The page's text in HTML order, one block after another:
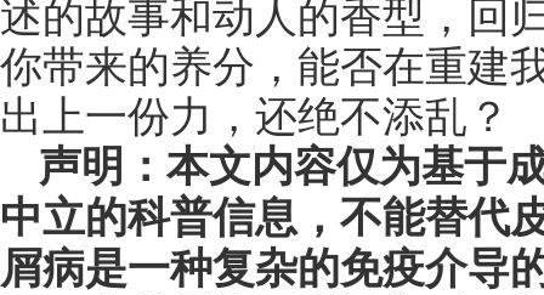
述的故事和动人的香型，回
你带来的养分，能否在重建
出上一份力，还绝不添乱？
声明：本文内容仅为基于
中立的科普信息，不能替代
屑病是一种复杂的免疫介导